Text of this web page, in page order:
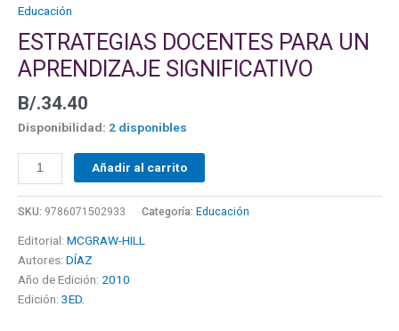
Educación
ESTRATEGIAS DOCENTES PARA UN
APRENDIZAJE SIGNIFICATIVO
B/.34.40
Disponibilidad: 2 disponibles
Añadir al carrito
SKU: 9786071502933 Categoría: Educación
Editorial: MCGRAW-HILL
Autores: DÍAZ
Año de Edición: 2010
Edición: 3ED.